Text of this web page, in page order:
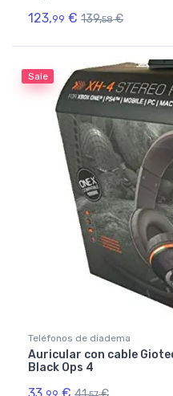
123,99 € 139,58 €
Sale
Teléfonos de diadema
Auricular con cable
Black Ops 4
33, 99 €